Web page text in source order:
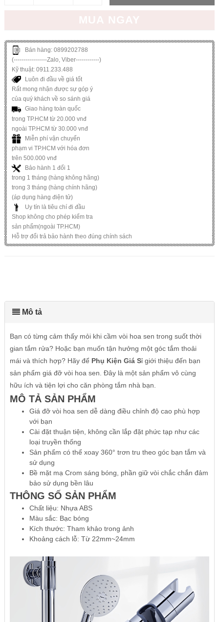
Bán hàng: 0899202788
(-----------------Zalo, Viber------------)
Kỹ thuật: 0911.233.488
Luôn đi đầu về giá tốt
Rất mong nhận được sự góp ý
của quý khách về so sánh giá
Giao hàng toàn quốc
trong TP.HCM từ 20.000 vnđ
ngoài TP.HCM từ 30.000 vnđ
Miễn phí vận chuyển
phạm vi TP.HCM với hóa đơn
trên 500.000 vnđ
Bảo hành 1 đổi 1
trong 1 tháng (hàng không hãng)
trong 3 tháng (hàng chính hãng)
(áp dụng hàng điện tử)
Uy tín là tiêu chí đi đầu
Shop không cho phép kiểm tra
sản phẩm(ngoài TP.HCM)
Hỗ trợ đổi trả bảo hành theo đúng chính sách
Mô tả
Bạn có từng cảm thấy mỏi khi cầm vòi hoa sen trong suốt thời
gian tắm rửa? Hoặc bạn muốn tận hưởng một góc tắm thoải
mái và thích hợp? Hãy để Phụ Kiện Giá Sỉ giới thiệu đến bạn
sản phẩm giá đỡ vòi hoa sen. Đây là một sản phẩm vô cùng
hữu ích và tiện lợi cho căn phòng tắm nhà bạn.
MÔ TẢ SẢN PHẨM
Giá đỡ vòi hoa sen dễ dàng điều chỉnh độ cao phù hợp
với bạn
Cài đặt thuận tiện, không cần lắp đặt phức tạp như các
loại truyền thống
Sản phẩm có thể xoay 360° trơn tru theo góc bạn tắm và
sử dụng
Bề mặt mạ Crom sáng bóng, phần giữ vòi chắc chắn đảm
bảo sử dụng bền lâu
THÔNG SỐ SẢN PHẨM
Chất liệu: Nhựa ABS
Màu sắc: Bạc bóng
Kích thước: Tham khảo trong ảnh
Khoảng cách lỗ: Từ 22mm~24mm